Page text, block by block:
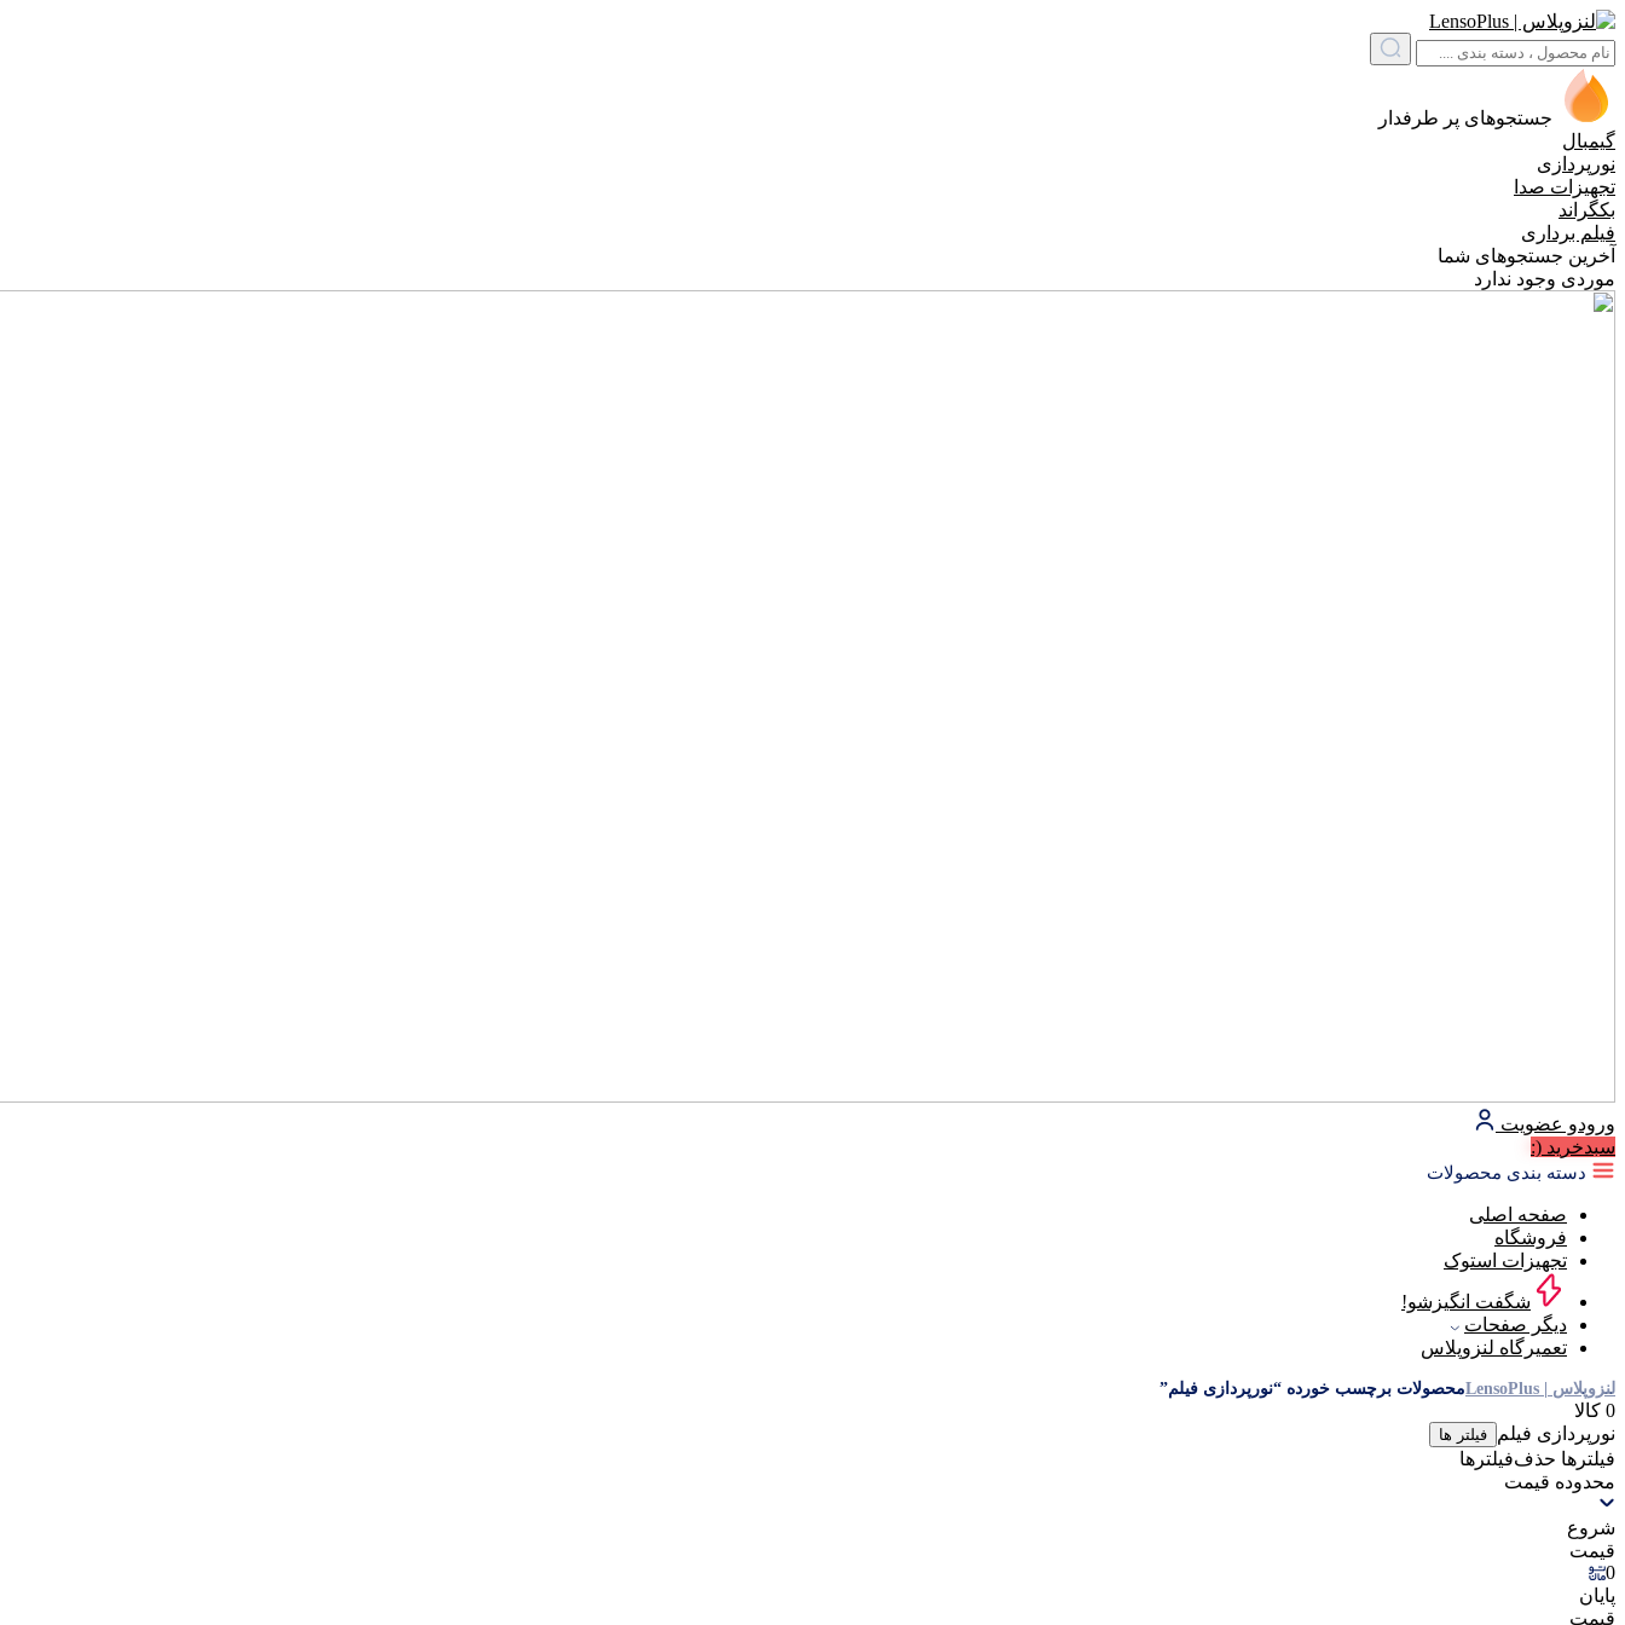
جستجوهای پر طرفدار
گیمبال
نورپردازی
تجهیزات صدا
بکگراند
فیلم برداری
آخرین جستجوهای شما
موردی وجود ندارد
ورودو عضویت
سبد‌خرید (:
دسته بندی محصولات
صفحه اصلی
فروشگاه
تجهیزات استوک
شگفت انگیزشو!
دیگر صفحات
تعمیرگاه لنزوپلاس
لنزوپلاس | LensoPlus محصولات برچسب خورده “نورپردازی فیلم”
0 کالا
نورپردازی فیلم
فیلتر ها
فیلترها حذف‌فیلتر‌ها
محدوده قیمت
شروع
قیمت
0
پایان
قیمت